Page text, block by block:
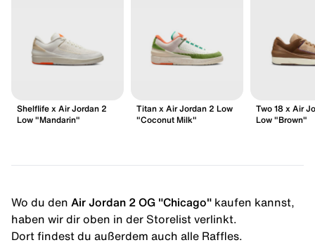
Shelflife x Air Jordan 2
Low "Mandarin"
Titan x Air Jordan 2 Low
"Coconut Milk"
Two 18 x Air
Low "Brown"
Wo du den Air Jordan 2 OG "Chicago" kaufen kannst,
haben wir dir oben in der Storelist verlinkt.
Dort findest du außerdem auch alle Raffles.